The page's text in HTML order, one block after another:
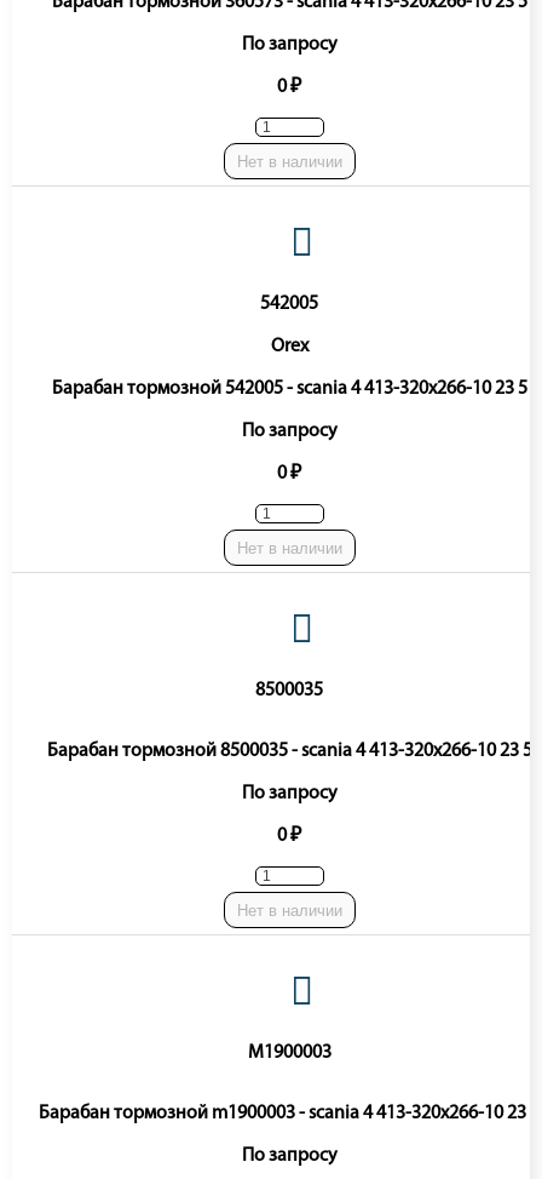
По запросу
0 ₽
Нет в наличии
542005
Orex
Барабан тормозной 542005 - scania 4 413-320x266-10 23 5
По запросу
0 ₽
Нет в наличии
8500035
Барабан тормозной 8500035 - scania 4 413-320x266-10 23 5
По запросу
0 ₽
Нет в наличии
M1900003
Барабан тормозной m1900003 - scania 4 413-320x266-10 23 5
По запросу